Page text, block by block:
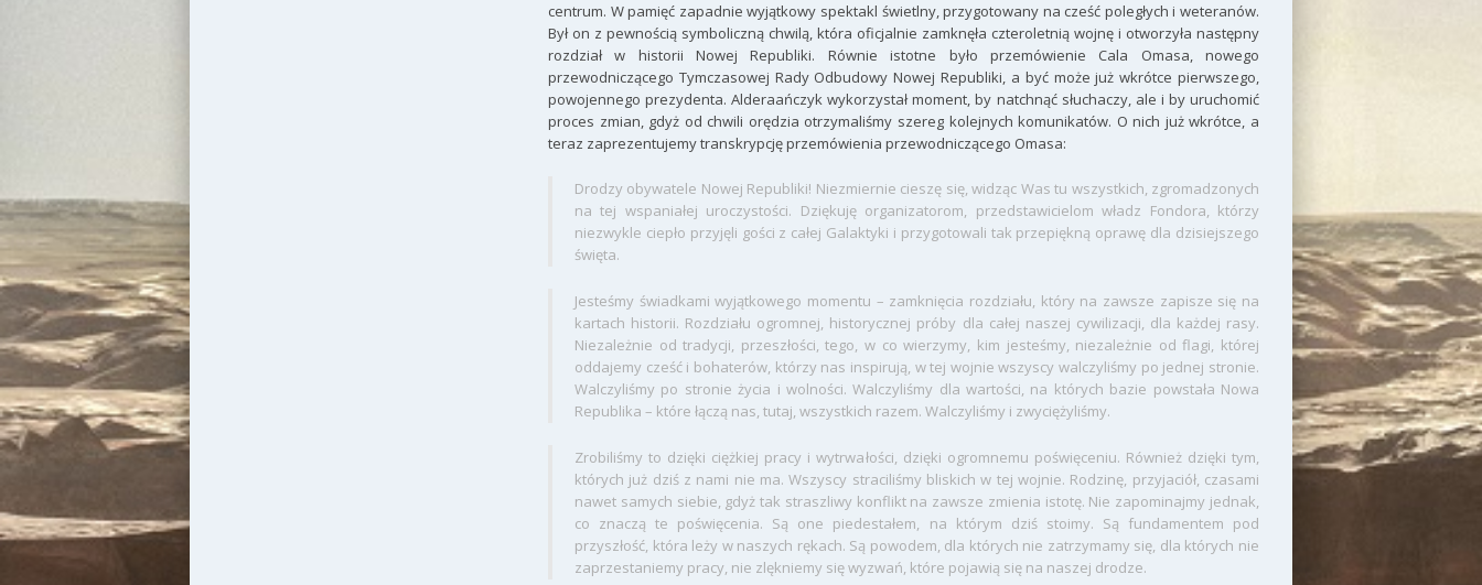
centrum. W pamięć zapadnie wyjątkowy spektakl świetlny, przygotowany na cześć poległych i weteranów.
Był on z pewnością symboliczną chwilą, która oficjalnie zamknęła czteroletnią wojnę i otworzyła następny
rozdział w historii Nowej Republiki. Równie istotne było przemówienie Cala Omasa, nowego
przewodniczącego Tymczasowej Rady Odbudowy Nowej Republiki, a być może już wkrótce pierwszego,
powojennego prezydenta. Alderaańczyk wykorzystał moment, by natchnąć słuchaczy, ale i by uruchomić
proces zmian, gdyż od chwili orędzia otrzymaliśmy szereg kolejnych komunikatów. O nich już wkrótce, a
teraz zaprezentujemy transkrypcję przemówienia przewodniczącego Omasa:
Drodzy obywatele Nowej Republiki! Niezmiernie cieszę się, widząc Was tu wszystkich, zgromadzonych
na tej wspaniałej uroczystości. Dziękuję organizatorom, przedstawicielom władz Fondora, którzy
niezwykle ciepło przyjęli gości z całej Galaktyki i przygotowali tak przepiękną oprawę dla dzisiejszego
święta.
Jesteśmy świadkami wyjątkowego momentu – zamknięcia rozdziału, który na zawsze zapisze się na
kartach historii. Rozdziału ogromnej, historycznej próby dla całej naszej cywilizacji, dla każdej rasy.
Niezależnie od tradycji, przeszłości, tego, w co wierzymy, kim jesteśmy, niezależnie od flagi, której
oddajemy cześć i bohaterów, którzy nas inspirują, w tej wojnie wszyscy walczyliśmy po jednej stronie.
Walczyliśmy po stronie życia i wolności. Walczyliśmy dla wartości, na których bazie powstała Nowa
Republika – które łączą nas, tutaj, wszystkich razem. Walczyliśmy i zwyciężyliśmy.
Zrobiliśmy to dzięki ciężkiej pracy i wytrwałości, dzięki ogromnemu poświęceniu. Również dzięki tym,
których już dziś z nami nie ma. Wszyscy straciliśmy bliskich w tej wojnie. Rodzinę, przyjaciół, czasami
nawet samych siebie, gdyż tak straszliwy konflikt na zawsze zmienia istotę. Nie zapominajmy jednak,
co znaczą te poświęcenia. Są one piedestałem, na którym dziś stoimy. Są fundamentem pod
przyszłość, która leży w naszych rękach. Są powodem, dla których nie zatrzymamy się, dla których nie
zaprzestaniemy pracy, nie zlękniemy się wyzwań, które pojawią się na naszej drodze.